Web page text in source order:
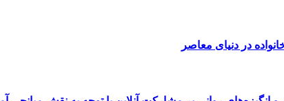
در دنیای معاصر